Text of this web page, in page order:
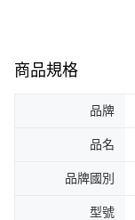
商品規格
品牌
品名
品牌國別
型號